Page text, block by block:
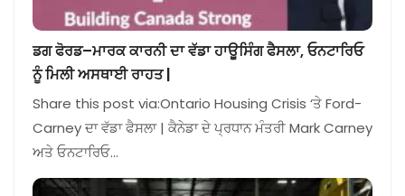
ਡਗ ਫੋਰਡ–ਮਾਰਕ ਕਾਰਨੀ ਦਾ ਵੱਡਾ ਹਾਊਸਿੰਗ ਫੈਸਲਾ, ਓਨਟਾਰਿਓ
ਨੂੰ ਮਿਲੀ ਅਸਥਾਈ ਰਾਹਤ |
Share this post via:Ontario Housing Crisis ‘ਤੇ Ford-
Carney ਦਾ ਵੱਡਾ ਫੈਸਲਾ | ਕੈਨੇਡਾ ਦੇ ਪ੍ਰਧਾਨ ਮੰਤਰੀ Mark Carney
ਅਤੇ ਓਨਟਾਰਿਓ…